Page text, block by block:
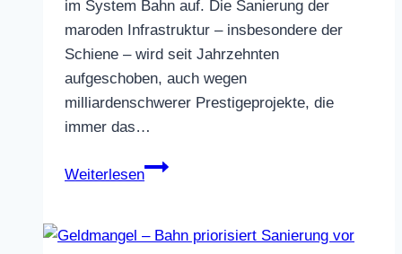
im System Bahn auf. Die Sanierung der
maroden Infrastruktur – insbesondere der
Schiene – wird seit Jahrzehnten
aufgeschoben, auch wegen
milliardenschwerer Prestigeprojekte, die
immer das…
Weiterlesen
ABBD
11